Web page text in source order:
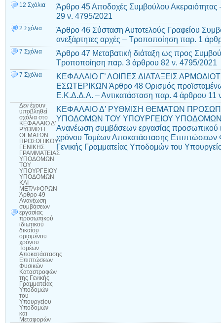
12 Σχόλια
Άρθρο 45 Αποδοχές Συμβούλου
29 ν. 4795/2021
2 Σχόλια
Άρθρο 46 Σύσταση Αυτοτελούς Γραφείου
ανεξάρτητες αρχές – Τροποποίηση παρ. 1
7 Σχόλια
Άρθρο 47 Μεταβατική διάταξη ως προς
Τροποποίηση παρ. 3 άρθρου 82 ν. 4795/2021
7 Σχόλια
ΚΕΦΑΛΑΙΟ Γ’ ΛΟΙΠΕΣ ΔΙΑΤΑΞΕΙΣ
ΕΣΩΤΕΡΙΚΩΝ Άρθρο 48 Ορισμός
Ε.Κ.Δ.Δ.Α. – Αντικατάσταση παρ. 4 άρθρου 11
Δεν έχουν
υποβληθεί
σχόλια στο
ΚΕΦΑΛΑΙΟ Δ’
ΡΥΘΜΙΣΗ
ΘΕΜΑΤΩΝ
ΠΡΟΣΩΠΙΚΟΥ
ΓΕΝΙΚΗΣ
ΓΡΑΜΜΑΤΕΙΑΣ
ΥΠΟΔΟΜΩΝ
ΤΟΥ
ΥΠΟΥΡΓΕΙΟΥ
ΥΠΟΔΟΜΩΝ
ΚΑΙ
ΜΕΤΑΦΟΡΩΝ
Άρθρο 49
Ανανέωση
συμβάσεων
εργασίας
προσωπικού
ιδιωτικού
δικαίου
ορισμένου
χρόνου
Τομέων
Αποκατάστασης
Επιπτώσεων
Φυσικών
Καταστροφών
της Γενικής
Γραμματείας
Υποδομών
του
Υπουργείου
Υποδομών
και
Μεταφορών
ΚΕΦΑΛΑΙΟ Δ’ ΡΥΘΜΙΣΗ ΘΕΜΑΤΩΝ
ΥΠΟΔΟΜΩΝ ΤΟΥ ΥΠΟΥΡΓΕΙΟΥ ΥΠΟΔΟΜΩΝ
Ανανέωση συμβάσεων εργασίας προσωπικού
χρόνου Τομέων Αποκατάστασης Επιπτώσεων
Γενικής Γραμματείας Υποδομών του